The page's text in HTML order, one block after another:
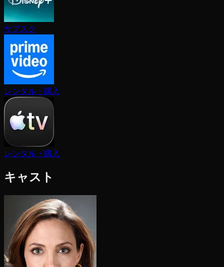
サブスク
レンタル・購入
レンタル・購入
キャスト